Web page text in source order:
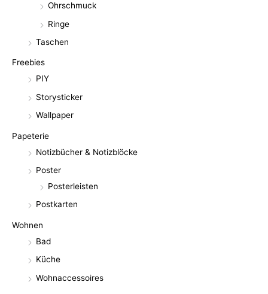
Ohrschmuck
Ringe
Taschen
Freebies
PIY
Storysticker
Wallpaper
Papeterie
Notizbücher & Notizblöcke
Poster
Posterleisten
Postkarten
Wohnen
Bad
Küche
Wohnaccessoires